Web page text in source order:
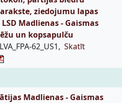
ziedojumu lapas
Madlienas - Gaismas
un kopsapulču
62_US1, Skatīt
Madlienas - Gaismas